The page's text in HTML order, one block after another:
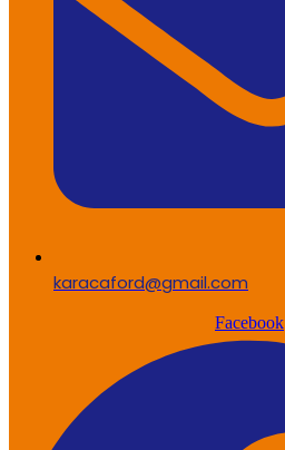
karacaford@gmail.com
Facebook